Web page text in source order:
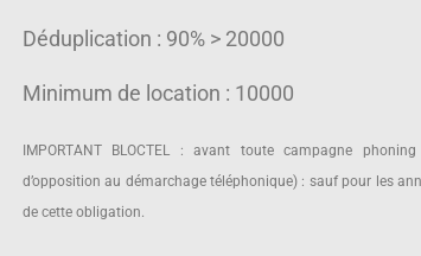
Déduplication : 90% > 20000
Minimum de location : 10000
IMPORTANT BLOCTEL : avant toute campagne
d’opposition au démarchage téléphonique) : sauf pour les
de cette obligation.